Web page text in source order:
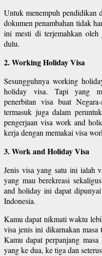
Untuk menempuh pendidikan
dokumen penambahan tidak
ini mesti di terjemahkan oleh
dulu.
2. Working Holiday Visa
Sesungguhnya working
holiday visa. Tapi yang
penerbitan visa buat
termasuk juga dalam
pengerjaan visa work and
kerja dengan memakai visa
3. Work and Holiday Visa
Jenis visa yang satu ini ialah
yang mau berekreasi
and holiday ini dapat
Indonesia.
Kamu dapat nikmati waktu
visa jenis ini dikarnakan
Kamu dapat perpanjang
yang ke dua, ke tiga dan